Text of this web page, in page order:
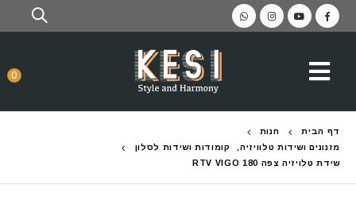
0
דף הבית
חנות
מזנונים ושידות טלוויזיה,
קומודות ושידות לסלון
שידת טלויזיה צפה RTV VIGO 180